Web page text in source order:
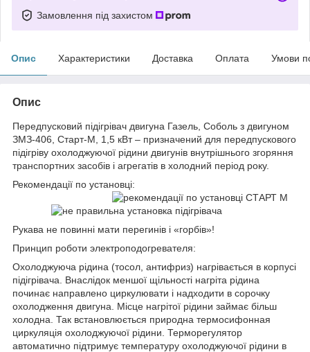
Замовлення під захистом
Опис Характеристики Доставка Оплата Умови
Опис
Передпусковий підігрівач двигуна Газель, Соболь з двигуном
ЗМЗ-406, Старт-М, 1,5 кВт – призначений для передпускового
підігріву охолоджуючої рідини двигунів внутрішнього згоряння
транспортних засобів і агрегатів в холодний період року.
Рекомендації по установці:
Рукава не повинні мати перегинів і «горбів»!
Принцип роботи электроподогревателя:
Охолоджуюча рідина (тосол, антифриз) нагрівається в корпусі
підігрівача. Внаслідок меншої щільності нагріта рідина
починає направлено циркулювати і надходити в сорочку
охолодження двигуна. Місце нагрітої рідини займає більш
холодна. Так встановлюється природна термосифонная
циркуляція охолоджуючої рідини. Терморегулятор
автоматично підтримує температуру охолоджуючої рідини в